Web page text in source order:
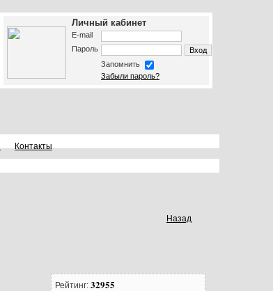
Личный кабинет
E-mail
Пароль
Запомнить
Забыли пароль?
Контакты
Назад
Рейтинг: 32955